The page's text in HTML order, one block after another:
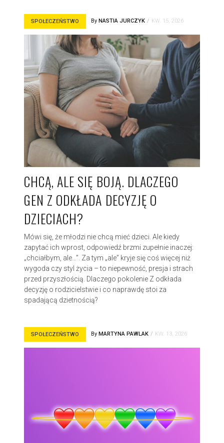
SPOŁECZEŃSTWO By NASTIA JURCZYK KW. 15, 2026
CHCĄ, ALE SIĘ BOJĄ. DLACZEGO
GEN Z ODKŁADA DECYZJĘ O
DZIECIACH?
Mówi się, że młodzi nie chcą mieć dzieci. Ale kiedy
zapytać ich wprost, odpowiedź brzmi zupełnie inaczej:
„chciałbym, ale…”. Za tym „ale” kryje się coś więcej niż
wygoda czy styl życia – to niepewność, presja i strach
przed przyszłością. Dlaczego pokolenie Z odkłada
decyzję o rodzicielstwie i co naprawdę stoi za
spadającą dzietnością?
SPOŁECZEŃSTWO By MARTYNA PAWLAK KW. 13, 2026